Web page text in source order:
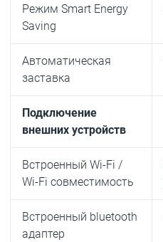
Режим Smart Energy
Saving
Автоматическая
заставка
Подключение
внешних устройств
Встроенный Wi-Fi /
Wi-Fi совместимость
Встроенный bluetooth
адаптер